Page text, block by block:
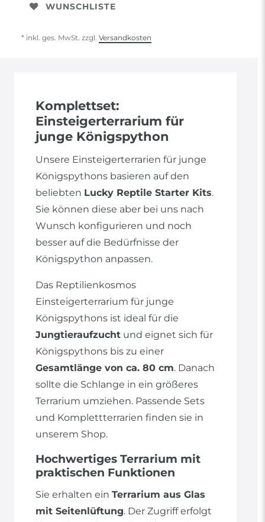
WUNSCHLISTE
* inkl. ges. MwSt. zzgl. Versandkosten
Komplettset:
Einsteigerterrarium für
junge Königspython
Unsere Einsteigerterrarien für junge
Königspythons basieren auf den
beliebten Lucky Reptile Starter Kits.
Sie können diese aber bei uns nach
Wunsch konfigurieren und noch
besser auf die Bedürfnisse der
Königspython anpassen.
Das Reptilienkosmos
Einsteigerterrarium für junge
Königspythons ist ideal für die
Jungtieraufzucht und eignet sich für
Königspythons bis zu einer
Gesamtlänge von ca. 80 cm. Danach
sollte die Schlange in ein größeres
Terrarium umziehen. Passende Sets
und Komplettterrarien finden sie in
unserem Shop.
Hochwertiges Terrarium mit
praktischen Funktionen
Sie erhalten ein Terrarium aus Glas
mit Seitenlüftung. Der Zugriff erfolgt